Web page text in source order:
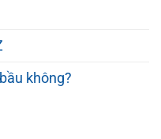
không?